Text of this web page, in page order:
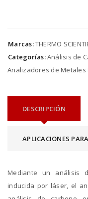
Marcas:THERMO
Categorías:Análisis de
Analizadores de Metales
DESCRIPCIÓN
APLICACIONES
Mediante un análisis
inducida por láser, el